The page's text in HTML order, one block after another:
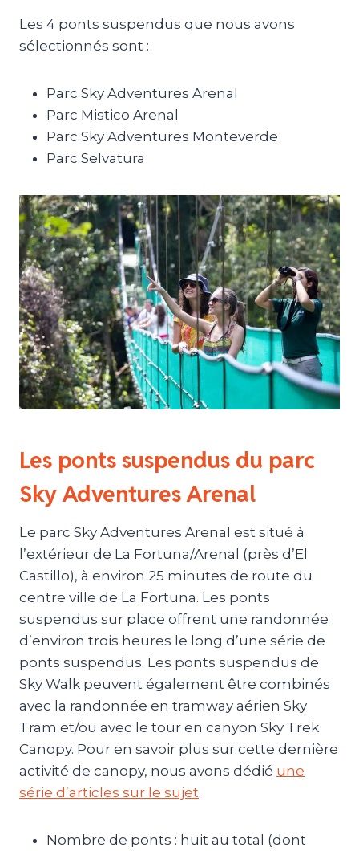
Les 4 ponts suspendus que nous avons
sélectionnés sont :
Parc Sky Adventures Arenal
Parc Mistico Arenal
Parc Sky Adventures Monteverde
Parc Selvatura
Les ponts suspendus du parc
Sky Adventures Arenal
Le parc Sky Adventures Arenal est situé à
l’extérieur de La Fortuna/Arenal (près d’El
Castillo), à environ 25 minutes de route du
centre ville de La Fortuna. Les ponts
suspendus sur place offrent une randonnée
d’environ trois heures le long d’une série de
ponts suspendus. Les ponts suspendus de
Sky Walk peuvent également être combinés
avec la randonnée en tramway aérien Sky
Tram et/ou avec le tour en canyon Sky Trek
Canopy. Pour en savoir plus sur cette dernière
activité de canopy, nous avons dédié une
série d’articles sur le sujet.
Nombre de ponts : huit au total (dont